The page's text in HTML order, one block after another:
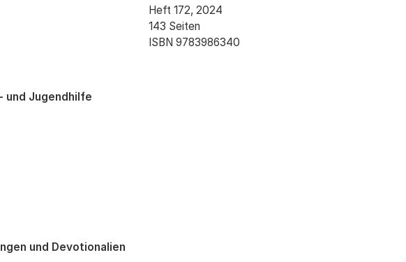
und Jugendhilfe
und Devotionalien
Heft 172, 2024
143 Seiten
ISBN 9783986340